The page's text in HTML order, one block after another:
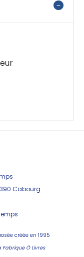
90 Cabourg
créée en 1995
Fabrique Ô Livres